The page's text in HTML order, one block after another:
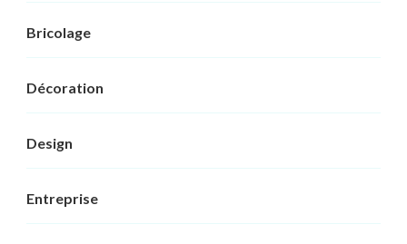
Bricolage
Décoration
Design
Entreprise